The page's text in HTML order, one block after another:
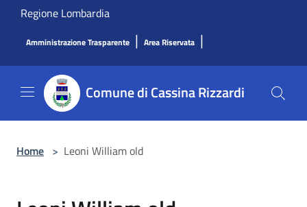
Salta al contenuto principale
Regione Lombardia
Amministrazione Trasparente | Area Riservata |
Comune di Cassina Rizzardi
Home > Leoni William old